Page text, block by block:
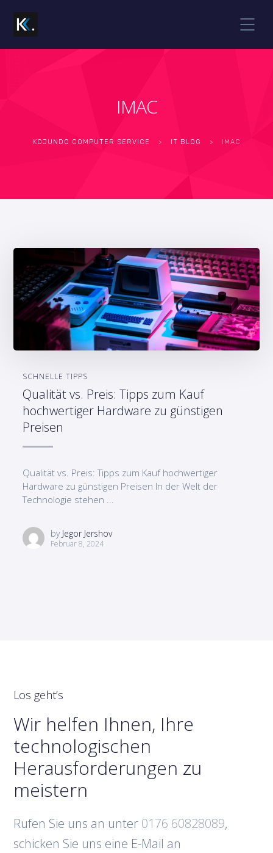
IMAC
KOJUNDO COMPUTER SERVICE > IT BLOG > IMAC
SCHNELLE TIPPS
Qualität vs. Preis: Tipps zum Kauf
hochwertiger Hardware zu günstigen
Preisen
Qualität vs. Preis: Tipps zum Kauf hochwertiger
Hardware zu günstigen Preisen In der Welt der
Technologie stehen ...
by Jegor Jershov
Februar 8, 2024
Los geht’s
Wir helfen Ihnen, Ihre
technologischen
Herausforderungen zu
meistern
Rufen Sie uns an unter 0176 60828089,
schicken Sie uns eine E-Mail an